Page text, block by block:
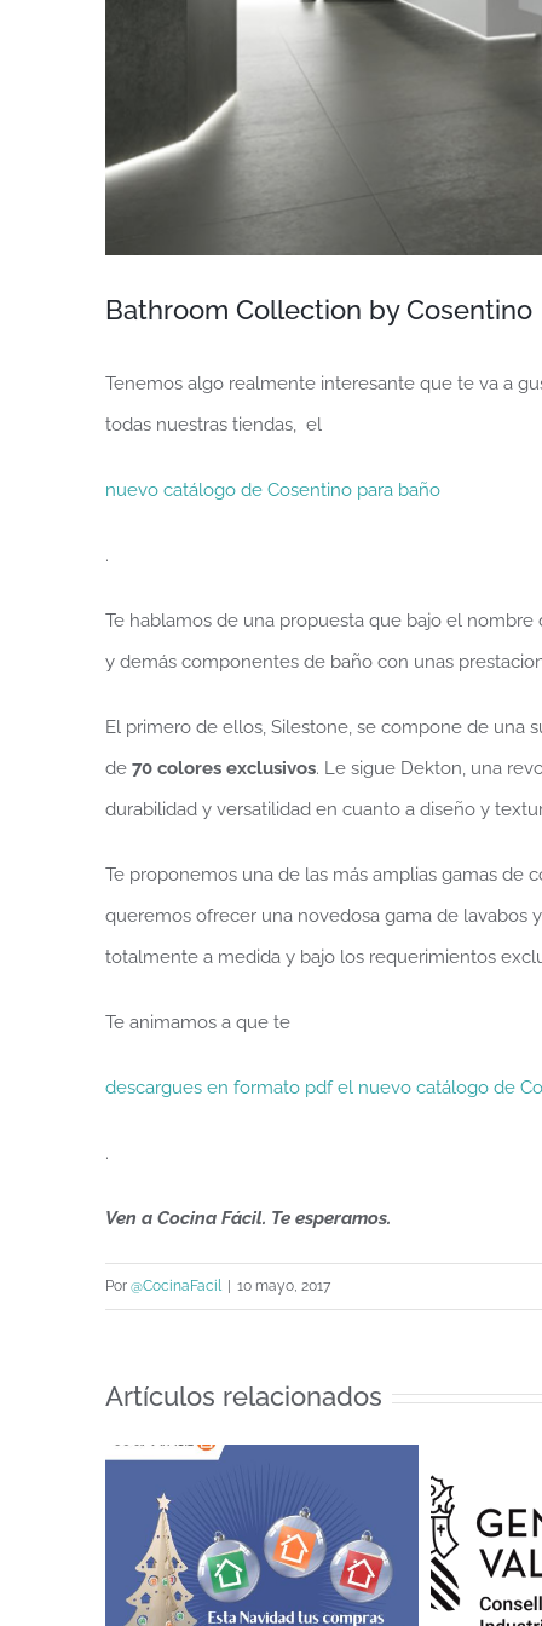
Bathroom Collection by Cosentino
Tenemos algo realmente interesante que te va a
todas nuestras tiendas, el
nuevo catálogo de Cosentino para baño
.
Te hablamos de una propuesta que bajo el nombre
y demás componentes de baño con unas
El primero de ellos, Silestone, se compone de una
de 70 colores exclusivos. Le sigue Dekton, una
durabilidad y versatilidad en cuanto a diseño y
Te proponemos una de las más amplias gamas de
queremos ofrecer una novedosa gama de lavabos
totalmente a medida y bajo los requerimientos
Te animamos a que te
descargues en formato pdf el nuevo catálogo de
.
Ven a Cocina Fácil. Te esperamos.
Por @CocinaFacil 10 mayo, 2017
Artículos relacionados